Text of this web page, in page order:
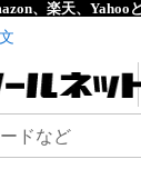
、楽天、Yahoo
ドなど